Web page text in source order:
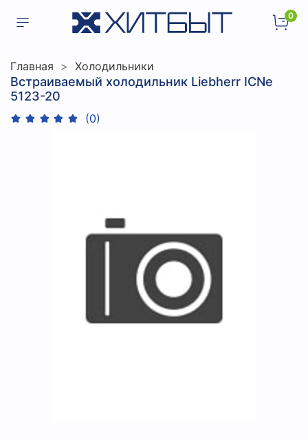
0
Главная Холодильники
Встраиваемый холодильник Liebherr ICNe
5123-20
(0)